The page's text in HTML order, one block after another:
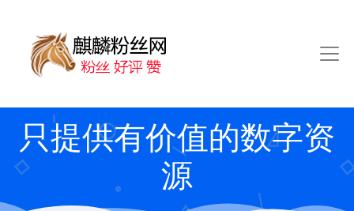
只提供有价值的数字资
源